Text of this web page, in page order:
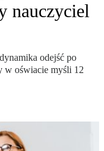
nauczyciel
odejść po
w oświacie myśli 12